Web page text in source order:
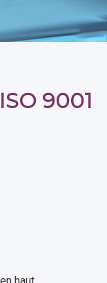
9001